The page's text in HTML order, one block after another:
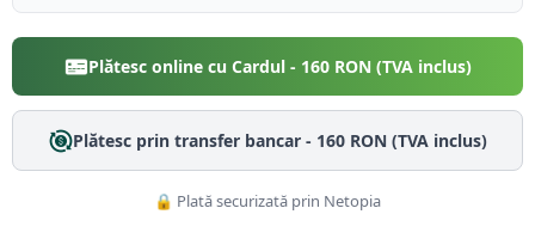
Plătesc online cu Cardul - 160RON (TVA inclus)
Plătesc prin transfer bancar - 160RON (TVA inclus)
🔒 Plată securizată prin Netopia